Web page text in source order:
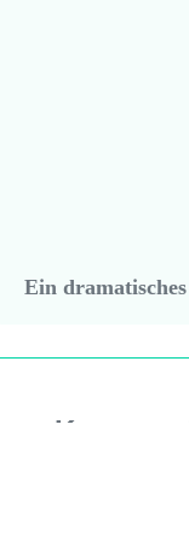
Ein